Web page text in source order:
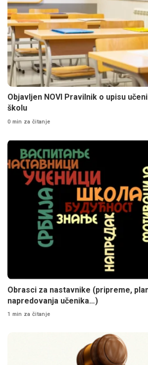
Objavljen NOVI Pravilnik o upisu
školu
0 min za čitanje
Obrasci za nastavnike (pripreme,
napredovanja učenika…)
1 min za čitanje